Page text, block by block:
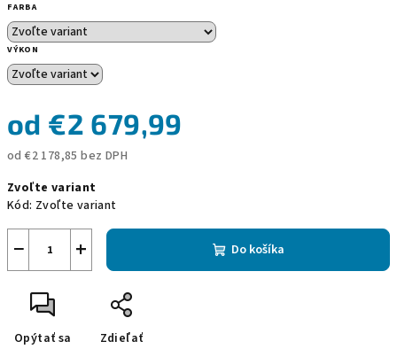
FARBA
VÝKON
od €2 679,99
od€2 178,85 bez DPH
cena:
Zvoľte variant
Kód: Zvoľte variant
+
− Do košíka
Opýtať sa Zdieľať